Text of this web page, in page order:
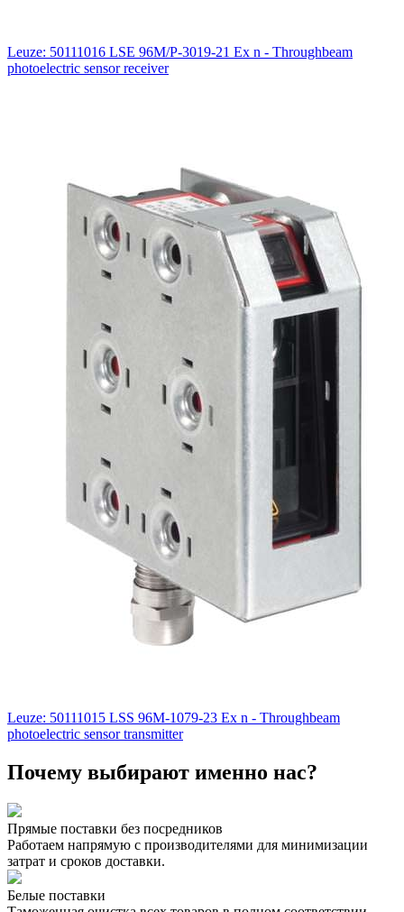
Leuze: 50111016 LSE 96M/P-3019-21 Ex n - Throughbeam
photoelectric sensor receiver
Leuze: 50111015 LSS 96M-1079-23 Ex n - Throughbeam
photoelectric sensor transmitter
Почему выбирают именно нас?
Прямые поставки без посредников
Работаем напрямую с производителями для минимизации
затрат и сроков доставки.
Белые поставки